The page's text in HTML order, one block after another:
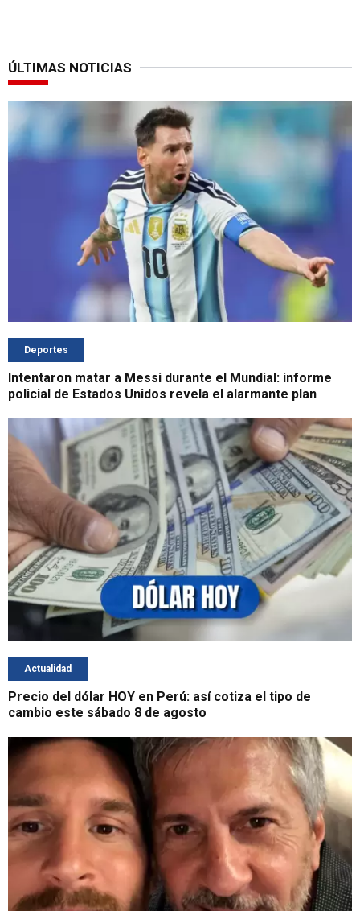
ÚLTIMAS NOTICIAS
Deportes
Intentaron matar a Messi durante el Mundial: informe
policial de Estados Unidos revela el alarmante plan
Actualidad
Precio del dólar HOY en Perú: así cotiza el tipo de
cambio este sábado 8 de agosto